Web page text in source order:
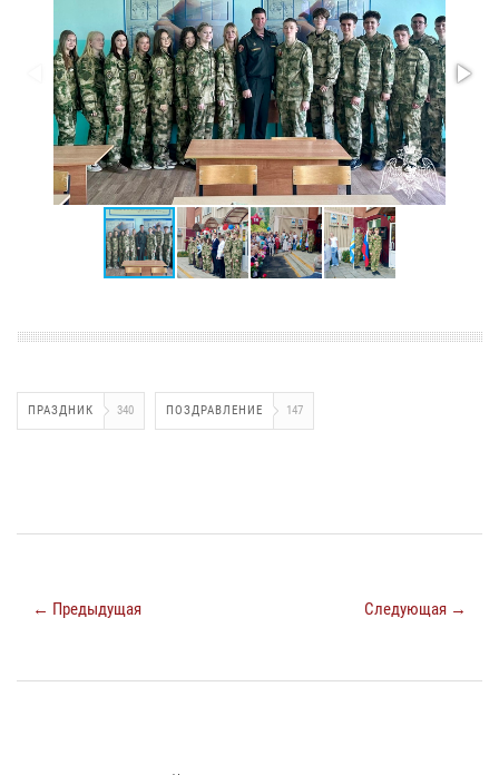
ПРАЗДНИК 340 ПОЗДРАВЛЕНИЕ 147
← Предыдущая Следующая →